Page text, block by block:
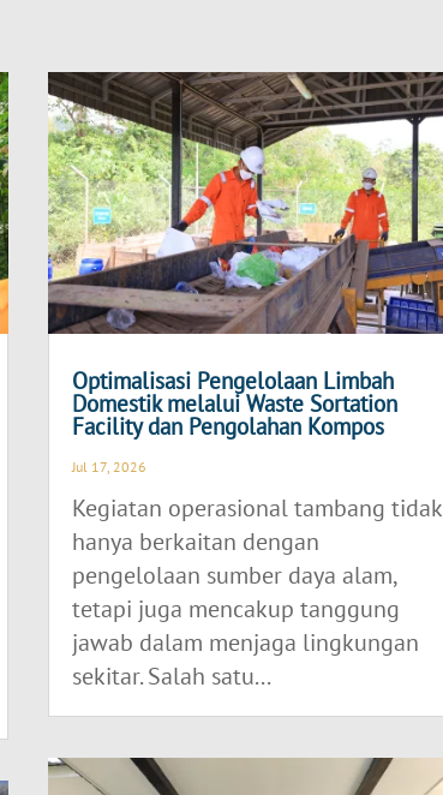
Optimalisasi Pengelolaan Limbah
Domestik melalui Waste Sortation
Facility dan Pengolahan Kompos
Jul 17, 2026
Kegiatan operasional tambang tidak
hanya berkaitan dengan
pengelolaan sumber daya alam,
tetapi juga mencakup tanggung
jawab dalam menjaga lingkungan
sekitar. Salah satu...